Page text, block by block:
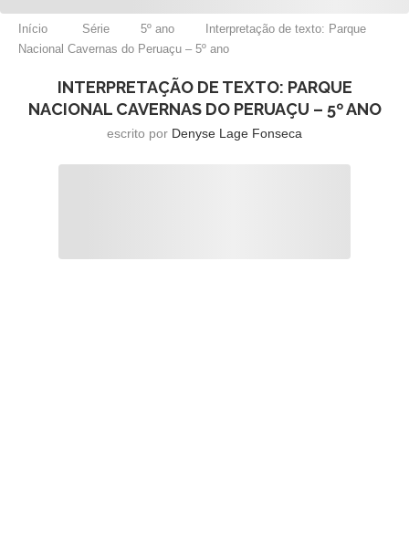
Início Série 5º ano
Interpretação de texto: Parque
Nacional Cavernas do Peruaçu – 5º ano
INTERPRETAÇÃO DE TEXTO: PARQUE
NACIONAL CAVERNAS DO PERUAÇU – 5º ANO
escrito por Denyse Lage Fonseca